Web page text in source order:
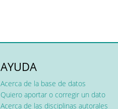
AYUDA
Acerca de la base de datos
Quiero aportar o corregir un dato
Acerca de las disciplinas autorales